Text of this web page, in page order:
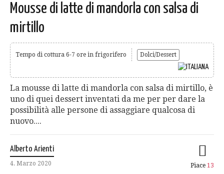
Mousse di latte di mandorla con salsa di
mirtillo
Tempo di cottura 6-7 ore in frigorifero Dolci/Dessert
La mousse di latte di mandorla con salsa di mirtillo, è
uno di quei dessert inventati da me per per dare la
possibilità alle persone di assaggiare qualcosa di
nuovo....
Alberto Arienti
4. Marzo 2020 Piace 13